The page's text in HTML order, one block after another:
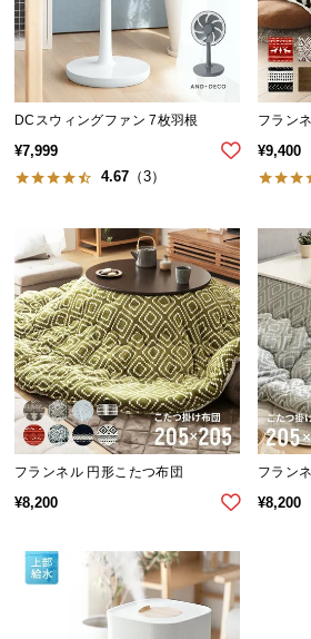
イ
リ
ア
コ
ネ
ー
ト
か
ら
探
シ
DCスウィングファン 7枚羽根
¥7,999
4.67 （3）
フラン
¥9,400
フランネル 円形こたつ布団
¥8,200
フラン
¥8,200